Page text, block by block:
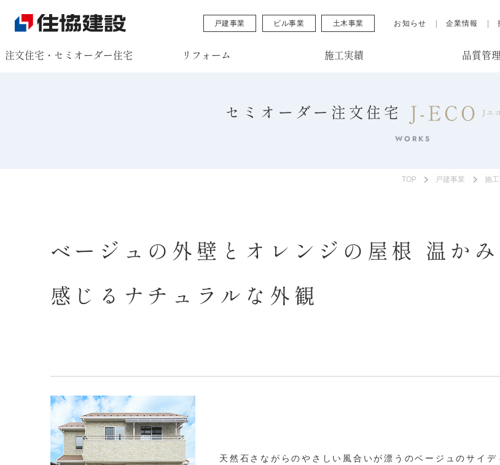
戸建事業 ビル事業 土木事業 お知らせ 企業情報
注文住宅・セミオーダー住宅 リフォーム 施工実績 品質管理
セミオーダー注文住宅 J-ECO Jエコ
WORKS
TOP 戸建事業 施
ベージュの外壁とオレンジの屋根 温かみ
感じるナチュラルな外観
天然石さながらのやさしい風合いが漂うのベージュのサイ